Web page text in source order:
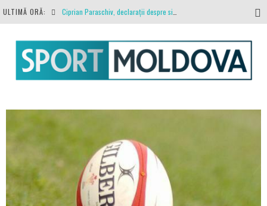
ULTIMĂ ORĂ:
O repriză executați de arbitru, o repriză executați de propriul joc